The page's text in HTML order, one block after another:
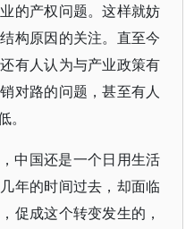
的产权问题。这样就妨
构原因的关注。直至今
有人认为与产业政策有
对路的问题，甚至有人
中国还是一个日用生活
年的时间过去，却面临
促成这个转变发生的，